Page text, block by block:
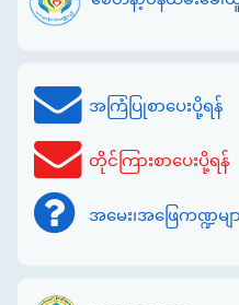
အကြံပြုစာပေးပို့ရန်
တိုင်ကြားစာပေးပို့ရန်
အမေး၊အဖြေကဏ္ဍမျ